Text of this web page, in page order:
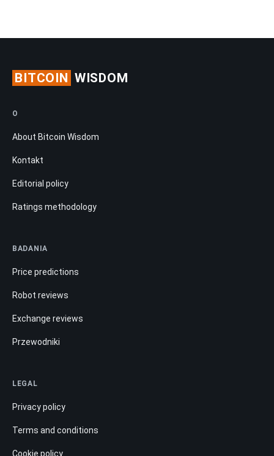
BITCOIN WISDOM
O
About Bitcoin Wisdom
Kontakt
Editorial policy
Ratings methodology
BADANIA
Price predictions
Robot reviews
Exchange reviews
Przewodniki
LEGAL
Privacy policy
Terms and conditions
Cookie policy